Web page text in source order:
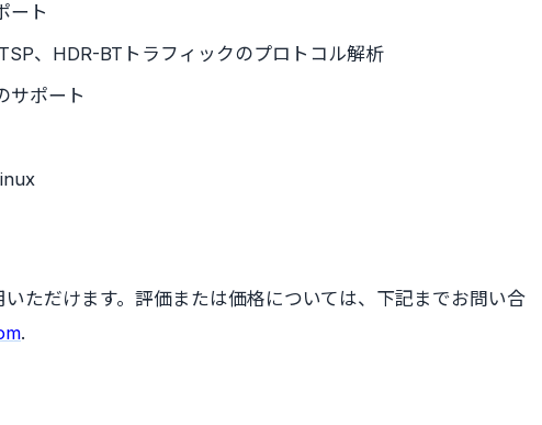
ート
、HDR-BTトラフィックのプロトコル解析
サポート
いただけます。評価または価格については、下記までお問い合
.